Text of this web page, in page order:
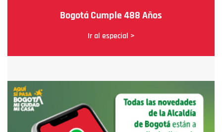
Bogotá Cumple 488 Años
Ir al especial >